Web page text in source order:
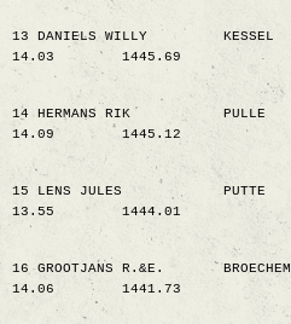
13 DANIELS WILLY KESSEL
14.03
1445.69
14 HERMANS RIK PULLE
14.09
1445.12
15 LENS JULES PUTTE
13.55
1444.01
16 GROOTJANS R.&E. BROECHEM
14.06
1441.73